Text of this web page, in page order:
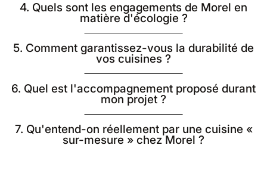
4. Quels sont les engagements de Morel en
matière d'écologie ?
5. Comment garantissez-vous la durabilité de
vos cuisines ?
6. Quel est l'accompagnement proposé durant
mon projet ?
7. Qu'entend-on réellement par une cuisine «
sur-mesure » chez Morel ?